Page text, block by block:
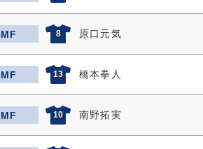
MF 8 原口元気
MF 13 橋本拳人
MF 10 南野拓実